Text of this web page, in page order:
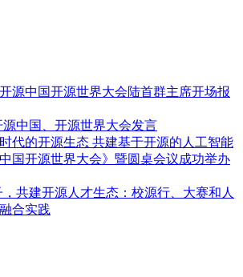
源中国开源世界大会陆首群主席开场报
中国、开源世界大会发言
代的开源生态 共建基于开源的人工智能
中国开源世界大会》暨圆桌会议成功举办
共建开源人才生态：校源行、大赛和人
合实践